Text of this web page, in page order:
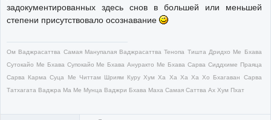
задокументированных здесь снов в большей или меньшей
степени присутствовало осознавание
Ом Ваджрасаттва Самая Манупалая Ваджрасаттва Тенопа Тишта Дридхо Ме Бхава
Сутокайо Ме Бхава Супокайо Ме Бхава Ануракто Ме Бхава Сарва Сиддхиме Праяца
Сарва Карма Суца Ме Читтам Шриям Куру Хум Ха Ха Ха Ха Хо Бхагаван Сарва
Татхагата Ваджра Ма Ме Мунца Ваджри Бхава Маха Самая Саттва Ах Хум Пхат